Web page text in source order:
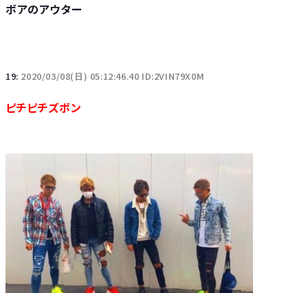
ボアのアウター
19: 2020/03/08(日) 05:12:46.40 ID:2VIN79X0M
ピチピチズボン